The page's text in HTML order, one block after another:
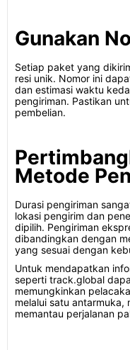
Gunakan
Setiap paket yang
resi unik. Nomor ini
dan estimasi waktu
pengiriman. Pastikan
pembelian.
Metode
Durasi pengiriman
lokasi pengirim dan
dipilih. Pengiriman
dibandingkan dengan
yang sesuai dengan
Untuk mendapatkan
seperti track.global
memungkinkan
melalui satu antarmuka,
memantau perjalanan